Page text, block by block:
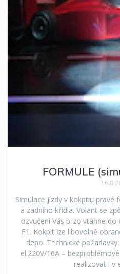
FORMULE
Simulace jízdy v kokpitu pravé
a zadního křídla. Volant se
ozvučení Vás brzo vtáhne do
F1. Kokpit lze libovolně
depo. Technické
el.220V/16A –
realizovat i v